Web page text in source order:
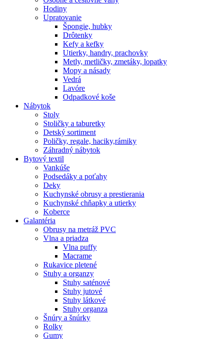
Hodiny
Upratovanie
Špongie, hubky
Drôtenky
Kefy a kefky
Utierky, handry, prachovky
Metly, metličky, zmetáky, lopatky
Mopy a násady
Vedrá
Lavóre
Odpadkové koše
Nábytok
Stoly
Stoličky a taburetky
Detský sortiment
Poličky, regale, haciky,rámiky
Záhradný nábytok
Bytový textil
Vankúše
Podsedáky a poťahy
Deky
Kuchynské obrusy a prestierania
Kuchynské chňapky a utierky
Koberce
Galantéria
Obrusy na metráž PVC
Vlna a priadza
Vlna puffy
Macrame
Rukavice pletené
Stuhy a organzy
Stuhy saténové
Stuhy jutové
Stuhy látkové
Stuhy organza
Šnúry a šnúrky
Rolky
Gumy